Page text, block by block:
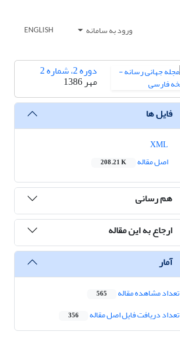
ورود به سامانه ENGLISH
دوره 2، شماره 2
مهر 1386
فایل ها
اصل مقاله
208.21 K
هم رسانی
ارجاع به این مقاله
آمار
تعداد مشاهده مقاله 565
تعداد دریافت فایل اصل مقاله 356